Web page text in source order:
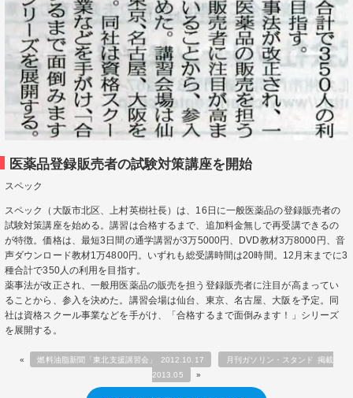
医薬品登録販売者の試験対策講座を開始
スペック
スペック（大阪市北区、上村英樹社長）は、16日に一般医薬品の登録販売者の
試験対策講座を始める。講習は合格するまで、追加料金無しで再受講できるの
が特徴。価格は、最短3日間の通学講習が3万5000円、DVD教材3万8000円、音
声ダウンロード教材1万4800円。いずれも総受講時間は20時間。12月末までに3
種合計で350人の利用を目指す。
薬事法が改正され、一般用医薬品の販売を担う登録販売者に注目が高まってい
ることから、参入を決めた。講習会場は仙台、東京、名古屋、大阪を予定。同
社は資格スクール事業などを手がけ、「合格するまで面倒みます！」シリーズ
を展開する。
« 燃料油脂新聞「東北支援講習会」 2012.10.17
月刊ガソリン・スタンド 掲載
2013.05
»